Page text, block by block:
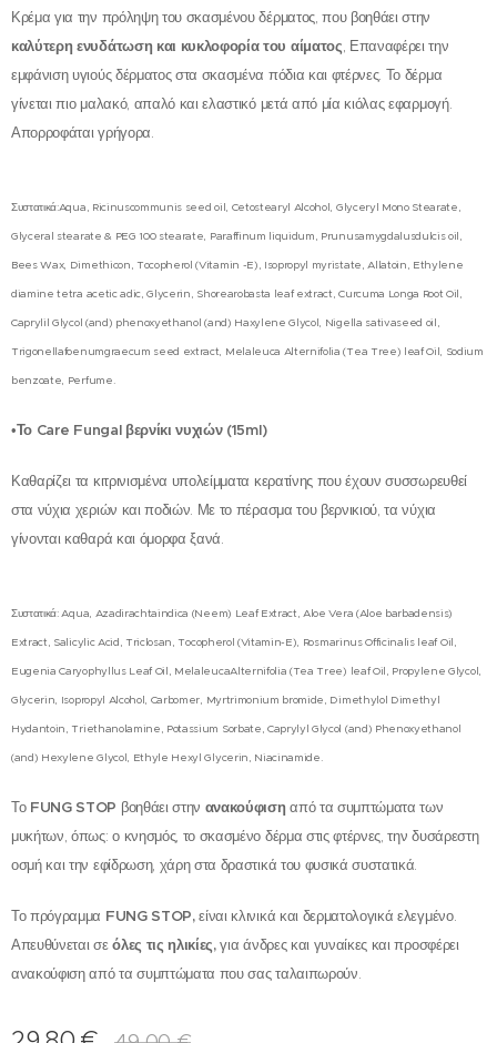
Κρέμα για την πρόληψη του σκασμένου δέρματος, που βοηθάει στην
καλύτερη ενυδάτωση και κυκλοφορία του αίματος, Επαναφέρει την
εμφάνιση υγιούς δέρματος στα σκασμένα πόδια και φτέρνες. Το δέρμα
γίνεται πιο μαλακό, απαλό και ελαστικό μετά από μία κιόλας εφαρμογή.
Απορροφάται γρήγορα.
Συστατικά:Aqua, Ricinuscommunis seed oil, Cetostearyl Alcohol, Glyceryl Mono Stearate,
Glyceral stearate & PEG 100 stearate, Paraffinum liquidum, Prunusamygdalusdulcis oil,
Bees Wax, Dimethicon, Tocopherol (Vitamin -E), Isopropyl myristate, Allatoin, Ethylene
diamine tetra acetic adic, Glycerin, Shorearobasta leaf extract, Curcuma Longa Root Oil,
Caprylil Glycol (and) phenoxyethanol (and) Haxylene Glycol, Nigella sativaseed oil,
Trigonellafoenumgraecum seed extract, Melaleuca Alternifolia (Tea Tree) leaf Oil, Sodium
benzoate, Perfume.
•Το Care Fungalβερνίκι νυχιών (15ml)
Καθαρίζει τα κιτρινισμένα υπολείμματα κερατίνης που έχουν συσσωρευθεί
στα νύχια χεριών και ποδιών. Με το πέρασμα του βερνικιού, τα νύχια
γίνονται καθαρά και όμορφα ξανά.
Συστατικά: Aqua, Azadirachtaindica (Neem) Leaf Extract, Aloe Vera (Aloe barbadensis)
Extract, Salicylic Acid, Triclosan, Tocopherol (Vitamin-E), Rosmarinus Officinalis leaf Oil,
Eugenia Caryophyllus Leaf Oil, MelaleucaAlternifolia (Tea Tree) leaf Oil, Propylene Glycol,
Glycerin, Isopropyl Alcohol, Carbomer, Myrtrimonium bromide, Dimethylol Dimethyl
Hydantoin, Triethanolamine, Potassium Sorbate, Caprylyl Glycol (and) Phenoxyethanol
(and) Hexylene Glycol, Ethyle Hexyl Glycerin, Niacinamide.
Το FUNG STOP βοηθάει στην ανακούφιση από τα συμπτώματα των
μυκήτων, όπως: ο κνησμός, το σκασμένο δέρμα στις φτέρνες, την δυσάρεστη
οσμή και την εφίδρωση, χάρη στα δραστικά του φυσικά συστατικά.
Το πρόγραμμα FUNG STOP,είναι κλινικά και δερματολογικά ελεγμένο.
Απευθύνεται σεόλες τις ηλικίες,για άνδρες και γυναίκες και προσφέρει
ανακούφιση από τα συμπτώματα που σας ταλαιπωρούν.